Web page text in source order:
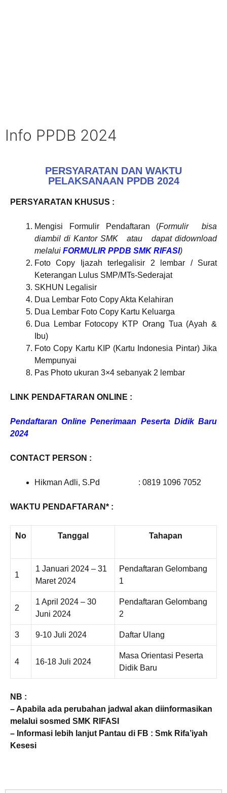
Info PPDB 2024
PERSYARATAN DAN WAKTU
PELAKSANAAN PPDB 2024
PERSYARATAN KHUSUS :
Mengisi Formulir Pendaftaran (Formulir bisa
diambil di Kantor SMK atau dapat didownload
melalui FORMULIR PPDB SMK RIFASI)
Foto Copy Ijazah terlegalisir 2 lembar / Surat
Keterangan Lulus SMP/MTs-Sederajat
SKHUN Legalisir
Dua Lembar Foto Copy Akta Kelahiran
Dua Lembar Foto Copy Kartu Keluarga
Dua Lembar Fotocopy KTP Orang Tua (Ayah &
Ibu)
Foto Copy Kartu KIP (Kartu Indonesia Pintar) Jika
Mempunyai
Pas Photo ukuran 3×4 sebanyak 2 lembar
LINK PENDAFTARAN ONLINE :
Pendaftaran Online Penerimaan Peserta Didik Baru
2024
CONTACT PERSON :
Hikman Adli, S.Pd : 0819 1096 7052
WAKTU PENDAFTARAN* :
No Tanggal Tahapan
1
1 Januari 2024 – 31
Maret 2024
Pendaftaran Gelombang
1
2
1 April 2024 – 30
Juni 2024
Pendaftaran Gelombang
2
3 9-10 Juli 2024 Daftar Ulang
4 16-18 Juli 2024
Masa Orientasi Peserta
Didik Baru
NB :
– Apabila ada perubahan jadwal akan diinformasikan
melalui sosmed SMK RIFASI
– Informasi lebih lanjut Pantau di FB : Smk Rifa’iyah
Kesesi